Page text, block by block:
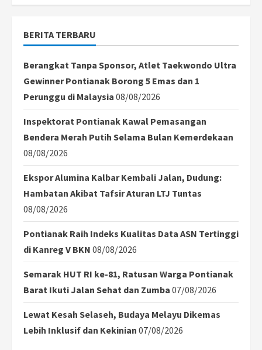
BERITA TERBARU
Berangkat Tanpa Sponsor, Atlet Taekwondo Ultra
Gewinner Pontianak Borong 5 Emas dan 1
Perunggu di Malaysia 08/08/2026
Inspektorat Pontianak Kawal Pemasangan
Bendera Merah Putih Selama Bulan Kemerdekaan
08/08/2026
Ekspor Alumina Kalbar Kembali Jalan, Dudung:
Hambatan Akibat Tafsir Aturan LTJ Tuntas
08/08/2026
Pontianak Raih Indeks Kualitas Data ASN Tertinggi
di Kanreg V BKN 08/08/2026
Semarak HUT RI ke-81, Ratusan Warga Pontianak
Barat Ikuti Jalan Sehat dan Zumba 07/08/2026
Lewat Kesah Selaseh, Budaya Melayu Dikemas
Lebih Inklusif dan Kekinian 07/08/2026